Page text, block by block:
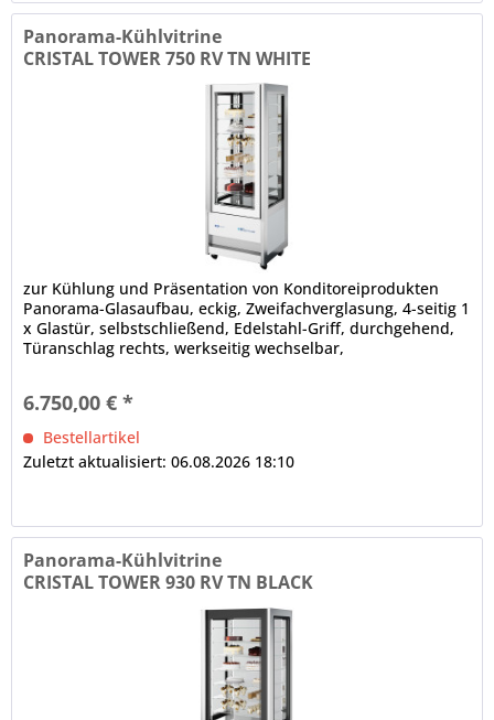
Panorama-Kühlvitrine
CRISTAL TOWER 750 RV TN WHITE
zur Kühlung und Präsentation von Konditoreiprodukten
Panorama-Glasaufbau, eckig, Zweifachverglasung, 4-seitig 1
x Glastür, selbstschließend, Edelstahl-Griff, durchgehend,
Türanschlag rechts, werkseitig wechselbar,
6.750,00 € *
Bestellartikel
Zuletzt aktualisiert: 06.08.2026 18:10
Panorama-Kühlvitrine
CRISTAL TOWER 930 RV TN BLACK